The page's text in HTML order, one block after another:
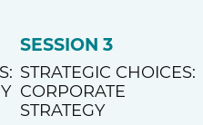
SESSION 3
STRATEGIC CHOICES:
CORPORATE
STRATEGY